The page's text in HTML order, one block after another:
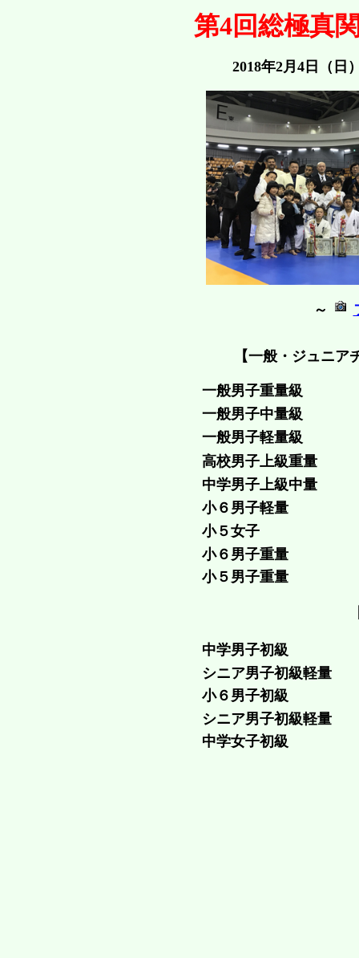
第4回総極真
2018年2月4日（日
～
【一般・ジュニ
一般男子重量級
一般男子中量級
一般男子軽量級
高校男子上級重量
中学男子上級中量
小６男子軽量
小５女子
小６男子重量
小５男子重量
中学男子初級
シニア男子初級軽量
小６男子初級
シニア男子初級軽量
中学女子初級